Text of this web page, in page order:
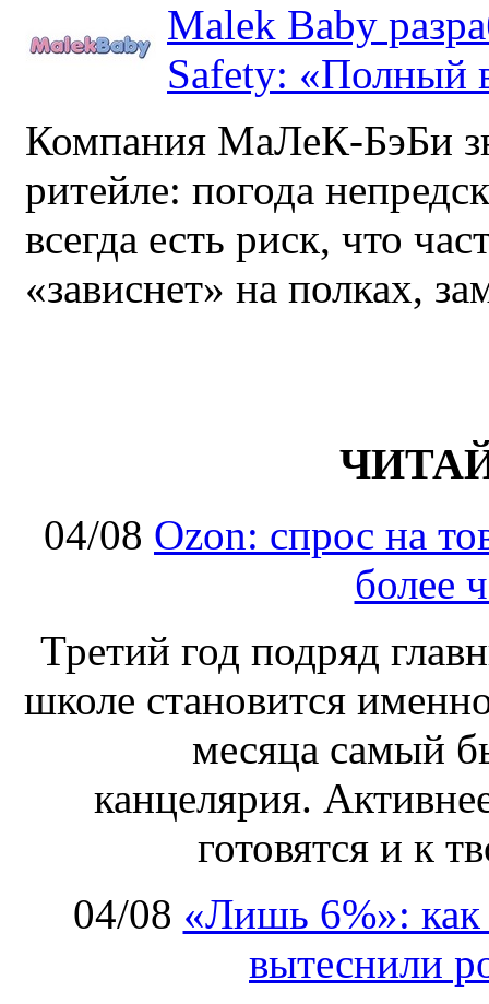
Malek Baby
Safety: «Полный
Компания МаЛеК-БэБи
ритейле: погода
всегда есть риск, что
«зависнет» на полках,
04/08 Ozon: спрос на
более
Третий год подряд
школе становится
месяца самый
канцелярия.
готовятся и к
04/08 «Лишь 6%»: как
вытеснили